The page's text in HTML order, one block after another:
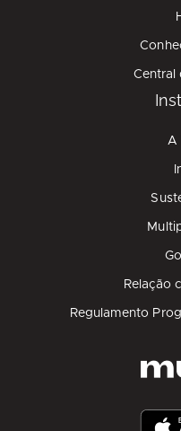
Central
A
Relação
Regulamento